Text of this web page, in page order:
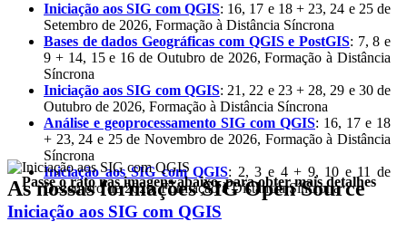
Iniciação aos SIG com QGIS: 16, 17 e 18 + 23, 24 e 25 de
Setembro de 2026, Formação à Distância Síncrona
Bases de dados Geográficas com QGIS e PostGIS: 7, 8 e
9 + 14, 15 e 16 de Outubro de 2026, Formação à Distância
Síncrona
Iniciação aos SIG com QGIS: 21, 22 e 23 + 28, 29 e 30 de
Outubro de 2026, Formação à Distância Síncrona
Análise e geoprocessamento SIG com QGIS: 16, 17 e 18
+ 23, 24 e 25 de Novembro de 2026, Formação à Distância
Síncrona
Iniciação aos SIG com QGIS: 2, 3 e 4 + 9, 10 e 11 de
Dezembro de 2026, Formação à Distância Síncrona
As nossas formações SIG Open Source
Passe o rato nas imagens abaixo, para obter mais detalhes
Iniciação aos SIG com QGIS